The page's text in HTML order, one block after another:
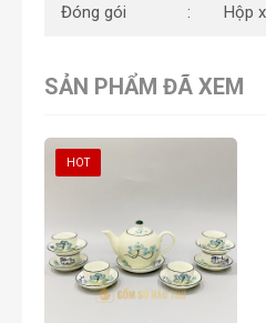
Đóng gói Hộp
SẢN PHẨM ĐÃ XEM
HOT